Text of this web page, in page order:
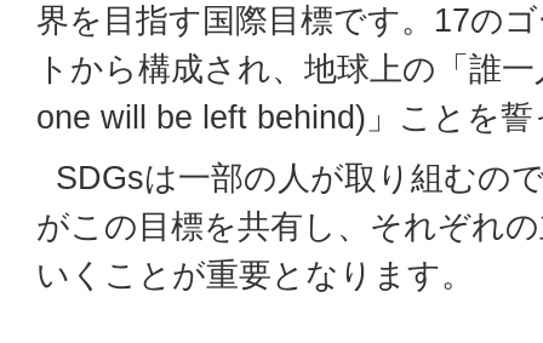
界を目指す国際目標です。17の
トから構成され、地球上の「誰
one will be left behind)」ことを
SDGsは一部の人が取り組むの
がこの目標を共有し、それぞれ
いくことが重要となります。